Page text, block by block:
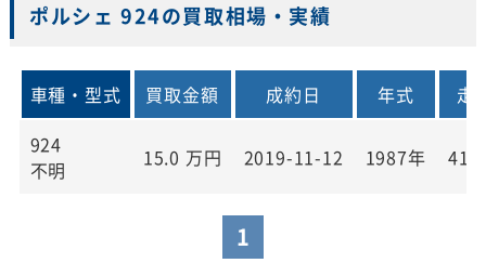
ポルシェ 924の買取相場・実績
車種・型式 買取金額 成約日 年式
走
924
不明
15.0 万円 2019-11-12 1987年
1